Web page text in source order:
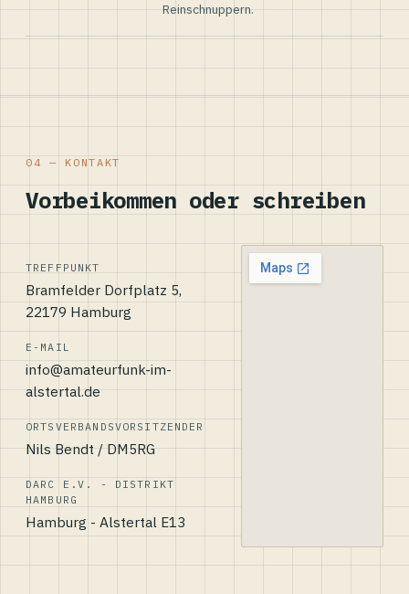
Reinschnuppern.
04 — KONTAKT
Vorbeikommen oder schreiben
TREFFPUNKT
Bramfelder Dorfplatz 5,
22179 Hamburg
E-MAIL
info@amateurfunk-im-
alstertal.de
ORTSVERBANDSVORSITZENDER
Nils Bendt / DM5RG
DARC E.V. - DISTRIKT
HAMBURG
Hamburg - Alstertal E13